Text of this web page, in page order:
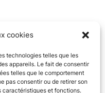
cookies
technologies telles que les
appareils. Le fait de consentir
telles que le comportement
pas consentir ou de retirer son
caractéristiques et fonctions.